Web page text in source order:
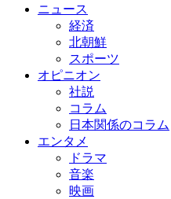
ニュース
経済
北朝鮮
スポーツ
オピニオン
社説
コラム
日本関係のコラム
エンタメ
ドラマ
音楽
映画